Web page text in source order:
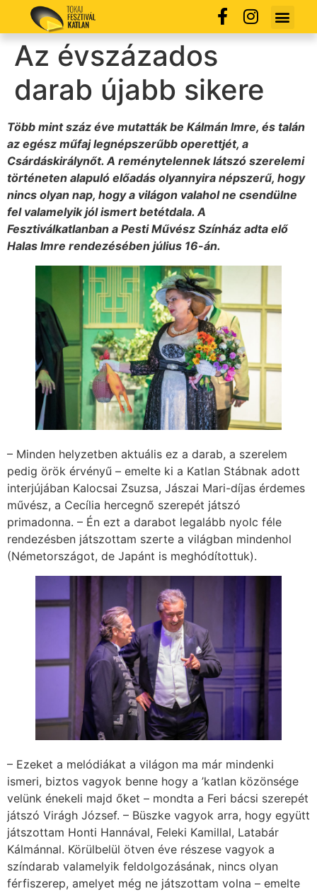
Az évszázados
darab újabb sikere
Több mint száz éve mutatták be Kálmán Imre, és talán
az egész műfaj legnépszerűbb operettjét, a
Csárdáskirálynőt. A reménytelennek látszó szerelemi
történeten alapuló előadás olyannyira népszerű, hogy
nincs olyan nap, hogy a világon valahol ne csendülne
fel valamelyik jól ismert betétdala. A
Fesztiválkatlanban a Pesti Művész Színház adta elő
Halas Imre rendezésében július 16-án.
– Minden helyzetben aktuális ez a darab, a szerelem
pedig örök érvényű – emelte ki a Katlan Stábnak adott
interjújában Kalocsai Zsuzsa, Jászai Mari-díjas érdemes
művész, a Cecília hercegnő szerepét játszó
primadonna. – Én ezt a darabot legalább nyolc féle
rendezésben játszottam szerte a világban mindenhol
(Németországot, de Japánt is meghódítottuk).
– Ezeket a melódiákat a világon ma már mindenki
ismeri, biztos vagyok benne hogy a ’katlan közönsége
velünk énekeli majd őket – mondta a Feri bácsi szerepét
játszó Virágh József. – Büszke vagyok arra, hogy együtt
játszottam Honti Hannával, Feleki Kamillal, Latabár
Kálmánnal. Körülbelül ötven éve részese vagyok a
színdarab valamelyik feldolgozásának, nincs olyan
férfiszerep, amelyet még ne játszottam volna – emelte